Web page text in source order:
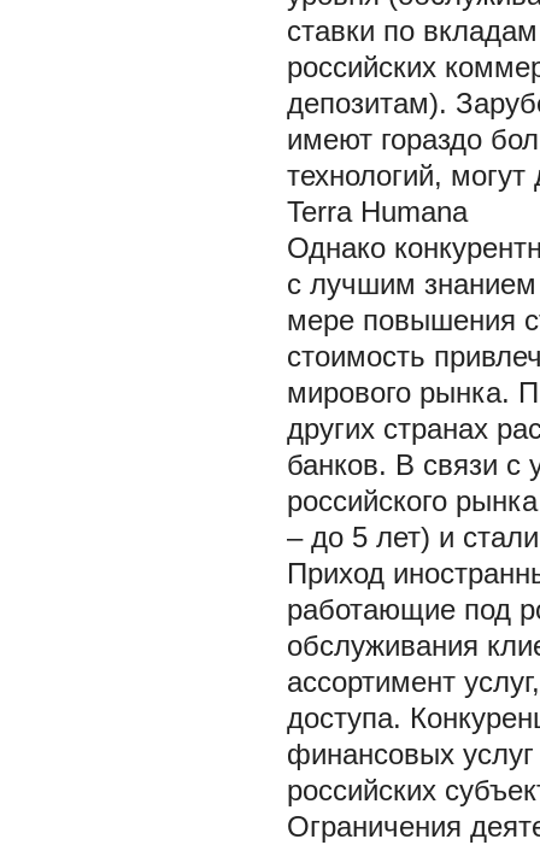
ставки по
российских
депозитам).
имеют гораздо
технологий,
Terra Humana
Однако
с лучшим знанием
мере повышения
стоимость
мирового рынка.
других странах
банков. В связи с
российского
– до 5 лет) и
Приход
работающие под
обслуживания
ассортимент
доступа.
финансовых
российских
Ограничения